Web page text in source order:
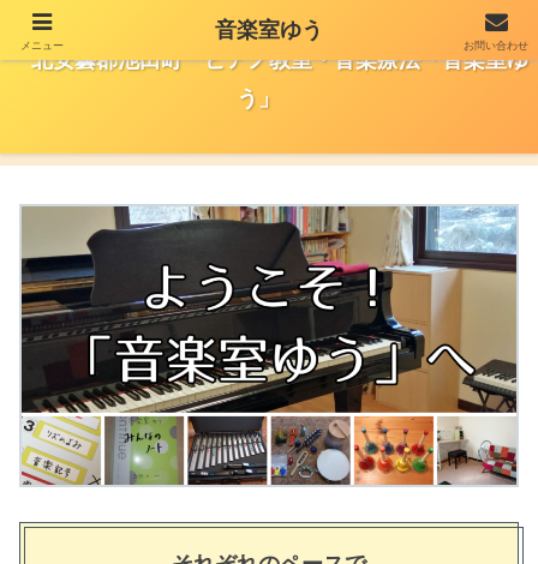
北安曇郡池田町 ピアノ教室・音楽療法「音楽室ゆ
う」
メニュー
音楽室ゆう
お問い合わせ